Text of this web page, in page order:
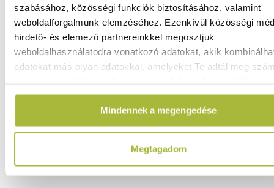
szabásához, közösségi funkciók biztosításához, valamint
weboldalforgalmunk elemzéséhez. Ezenkívül közösségi
hirdető- és elemező partnereinkkel megosztjuk
weboldalhasználatodra vonatkozó adatokat, akik
adatokat más olyan adatokkal, amelyeket Te adtál meg
Mindennek a megengedése
Megtagadom
6.930Ft
(5.457Ft+ ÁFA)